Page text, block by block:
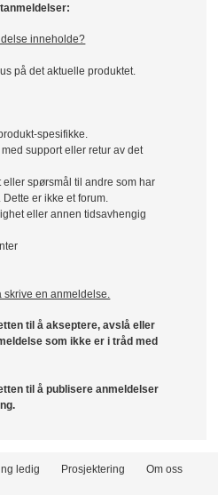
inneholde?
på det aktuelle produktet.
spesifikke.
support eller retur av det
spørsmål til andre som har
er ikke et forum.
eller annen tidsavhengig
en anmeldelse.
til å akseptere, avslå eller
som ikke er i tråd med
til å publisere anmeldelser
ledig Prosjektering Om oss